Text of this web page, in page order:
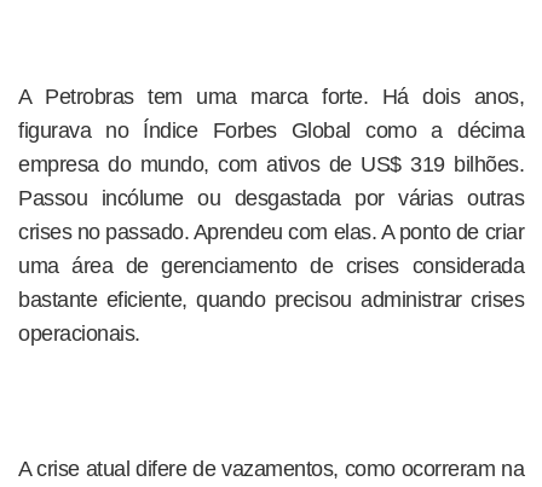
A Petrobras tem uma marca forte. Há dois anos,
figurava no Índice Forbes Global como a décima
empresa do mundo, com ativos de US$ 319 bilhões.
Passou incólume ou desgastada por várias outras
crises no passado. Aprendeu com elas. A ponto de criar
uma área de gerenciamento de crises considerada
bastante eficiente, quando precisou administrar crises
operacionais.
A crise atual difere de vazamentos, como ocorreram na